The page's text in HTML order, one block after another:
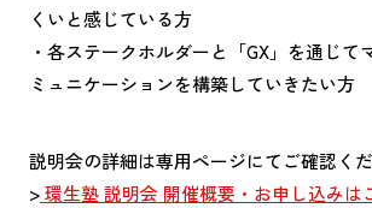
くいと感じている方
・各ステークホルダーと「GX」を通じて
ミュニケーションを構築していきたい方
説明会の詳細は専用ページにてご確認く
>環生塾 説明会 開催概要・お申し込みは